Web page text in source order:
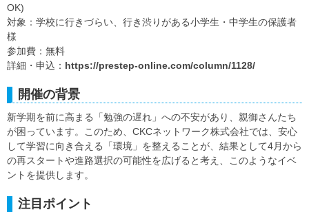
OK)
対象：学校に行きづらい、行き渋りがある小学生・中学生の保護者
様
参加費：無料
詳細・申込： https://prestep-online.com/column/1128/
開催の背景
新学期を前に高まる「勉強の遅れ」への不安があり、親御さんたち
が困っています。このため、CKCネットワーク株式会社では、安心
して学習に向き合える「環境」を整えることが、結果として4月から
の再スタートや進路選択の可能性を広げると考え、このようなイベ
ントを提供します。
注目ポイント